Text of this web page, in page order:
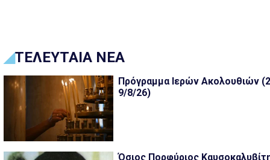
ΤΕΛΕΥΤΑΙΑ ΝΕΑ
Πρόγραμμα Ιερών Ακολουθιών
9/8/26)
Όσιος Πορφύριος